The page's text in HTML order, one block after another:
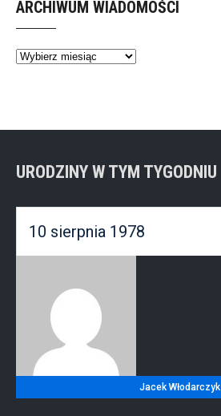
ARCHIWUM WIADOMOŚCI
Archiwum
URODZINY W TYM TYGODNIU
10 sierpnia 1978
Jacek Włodarczyk